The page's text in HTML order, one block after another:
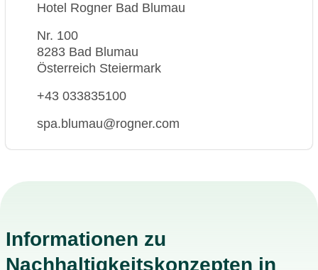
Hotel Rogner Bad Blumau
Nr. 100
8283 Bad Blumau
Österreich Steiermark
+43 033835100
spa.blumau@rogner.com
Informationen zu
Nachhaltigkeitskonzepten in